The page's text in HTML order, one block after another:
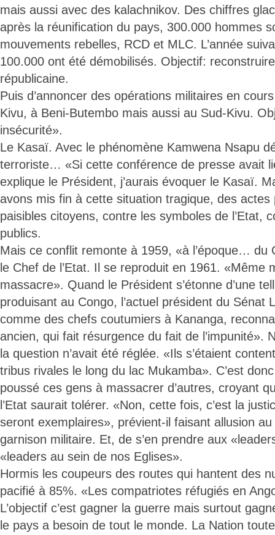
mais aussi avec des kalachnikov. Des chiffres
après la réunification du pays, 300.000 hommes
mouvements rebelles, RCD et MLC. L’année
100.000 ont été démobilisés. Objectif:
républicaine.
Puis d’annoncer des opérations militaires en
Kivu, à Beni-Butembo mais aussi au Sud-Kivu.
insécurité».
Le Kasaï. Avec le phénomène Kamwena Nsapu
terroriste… «Si cette conférence de presse avait
explique le Président, j’aurais évoquer le Kasaï.
avons mis fin à cette situation tragique, des actes
paisibles citoyens, contre les symboles de l’Etat,
publics.
Mais ce conflit remonte à 1959, «à l’époque… du
le Chef de l’Etat. Il se reproduit en 1961. «Même
massacre». Quand le Président s’étonne d’une
produisant au Congo, l’actuel président du Sénat
comme des chefs coutumiers à Kananga,
ancien, qui fait résurgence du fait de l’impunité».
la question n’avait été réglée. «Ils s’étaient
tribus rivales le long du lac Mukamba». C’est
poussé ces gens à massacrer d’autres, croyant
l’Etat saurait tolérer. «Non, cette fois, c’est la
seront exemplaires», prévient-il faisant allusion
garnison militaire. Et, de s’en prendre aux
«leaders au sein de nos Eglises».
Hormis les coupeurs des routes qui hantent des
pacifié à 85%. «Les compatriotes réfugiés en
L’objectif c’est gagner la guerre mais surtout
le pays a besoin de tout le monde. La Nation